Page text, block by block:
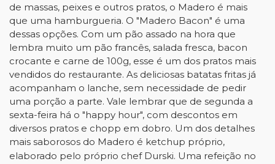
de massas, peixes e outros pratos, o Madero é mais
que uma hamburgueria. O "Madero Bacon" é uma
dessas opções. Com um pão assado na hora que
lembra muito um pão francês, salada fresca, bacon
crocante e carne de 100g, esse é um dos pratos mais
vendidos do restaurante. As deliciosas batatas fritas já
acompanham o lanche, sem necessidade de pedir
uma porção a parte. Vale lembrar que de segunda a
sexta-feira há o "happy hour", com descontos em
diversos pratos e chopp em dobro. Um dos detalhes
mais saborosos do Madero é ketchup próprio,
elaborado pelo próprio chef Durski. Uma refeição no